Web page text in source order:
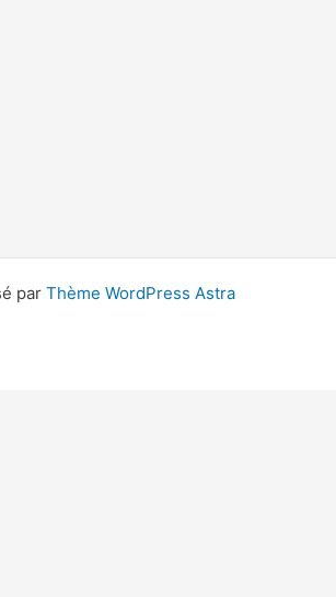
par Thème WordPress Astra